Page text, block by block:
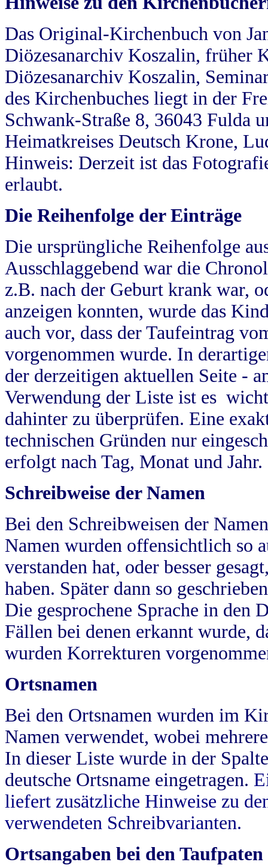
Das Original-Kirchenbuch von
Diözesanarchiv Koszalin, früher
Diözesanarchiv Koszalin,
des Kirchenbuches liegt in der
Schwank-Straße 8, 36043 Fulda
Heimatkreises Deutsch Krone,
Hinweis: Derzeit ist das
erlaubt.
Die Reihenfolge der Einträge
Die ursprüngliche Reihenfolge
Ausschlaggebend war die
z.B. nach der Geburt krank war,
anzeigen konnten, wurde das
auch vor, dass der Taufeintrag
vorgenommen wurde. In
der derzeitigen aktuellen Seite -
Verwendung der Liste ist es
dahinter zu überprüfen. Eine
technischen Gründen nur
erfolgt nach Tag, Monat und Jahr.
Schreibweise der Namen
Bei den Schreibweisen der
Namen wurden offensichtlich so
verstanden hat, oder besser
haben. Später dann so
Die gesprochene Sprache in
Fällen bei denen erkannt wurde,
wurden Korrekturen
Ortsnamen
Bei den Ortsnamen wurden im
Namen verwendet, wobei
In dieser Liste wurde in der
deutsche Ortsname eingetragen.
liefert zusätzliche Hinweise zu
verwendeten Schreibvarianten.
Ortsangaben bei den Taufpaten